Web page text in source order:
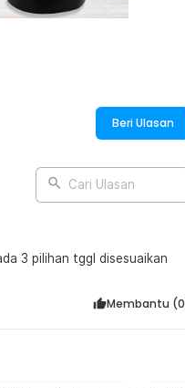
Beri Ulasan
Cari Ulasan
3 pilihan tggl disesuaikan
Membantu (0